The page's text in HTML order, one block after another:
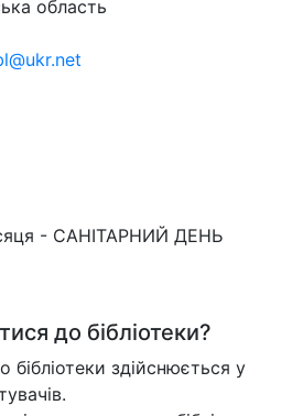
область
- САНІТАРНИЙ ДЕНЬ
до бібліотеки?
бібліотеки здійснюється у